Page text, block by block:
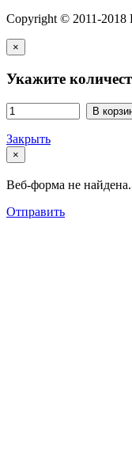
Copyright © 2011-
×
Укажите
В
Закрыть
×
Веб-форма не найдена.
Отправить